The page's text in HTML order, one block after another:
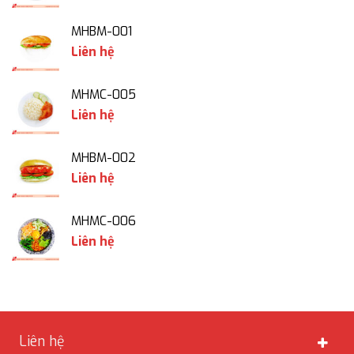
MHBM-001
Liên hệ
MHMC-005
Liên hệ
MHBM-002
Liên hệ
MHMC-006
Liên hệ
Liên hệ